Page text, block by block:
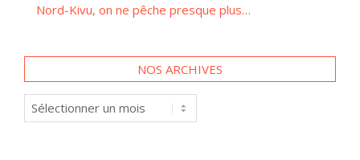
Nord-Kivu, on ne pêche presque plus…
NOS ARCHIVES
Nos
archives